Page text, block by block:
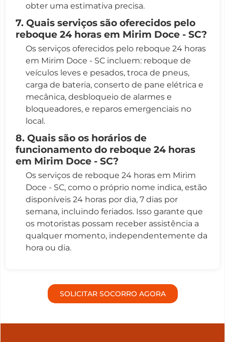
obter uma estimativa precisa.
7. Quais serviços são oferecidos pelo
reboque 24 horas em Mirim Doce - SC?
Os serviços oferecidos pelo reboque 24 horas
em Mirim Doce - SC incluem: reboque de
veículos leves e pesados, troca de pneus,
carga de bateria, conserto de pane elétrica e
mecânica, desbloqueio de alarmes e
bloqueadores, e reparos emergenciais no
local.
8. Quais são os horários de
funcionamento do reboque 24 horas
em Mirim Doce - SC?
Os serviços de reboque 24 horas em Mirim
Doce - SC, como o próprio nome indica, estão
disponíveis 24 horas por dia, 7 dias por
semana, incluindo feriados. Isso garante que
os motoristas possam receber assistência a
qualquer momento, independentemente da
hora ou dia.
SOLICITAR SOCORRO AGORA